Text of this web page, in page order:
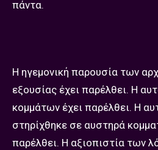
πάντα.
Η ηγεμονική παρουσία των
εξουσίας έχει παρέλθει. Η
κομμάτων έχει παρέλθει. Η
στηρίχθηκε σε αυστηρά
παρέλθει. Η αξιοπιστία των